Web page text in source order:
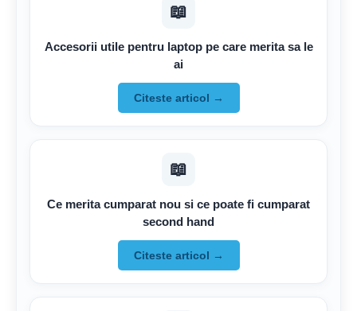
📖
Accesorii utile pentru laptop pe care merita sa le
ai
Citeste articol →
📖
Ce merita cumparat nou si ce poate fi cumparat
second hand
Citeste articol →